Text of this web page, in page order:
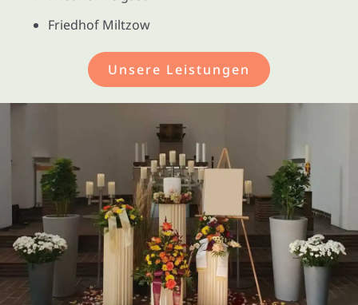
Friedhof Miltzow
Unsere Leistungen